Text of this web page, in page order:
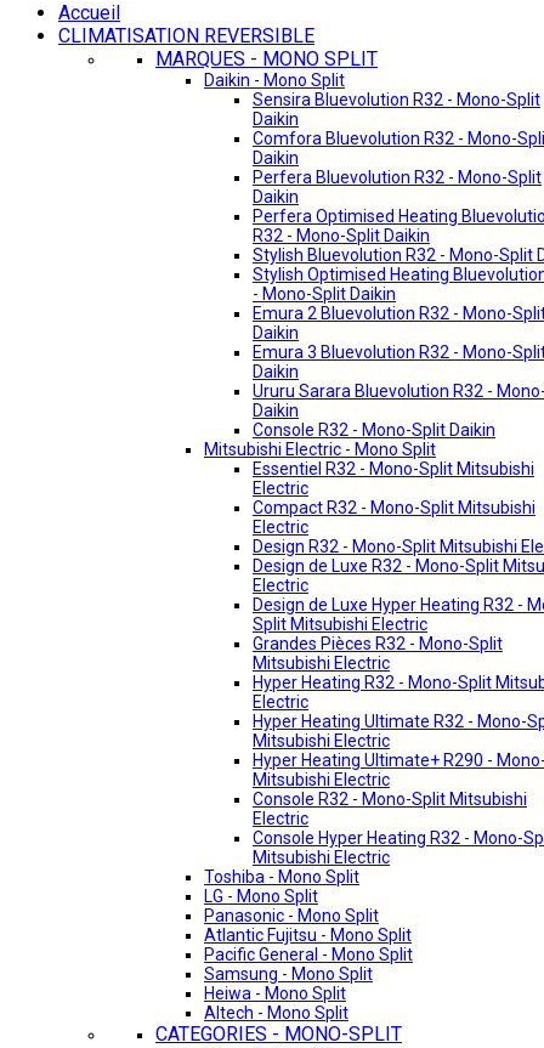
Accueil
CLIMATISATION REVERSIBLE
MARQUES - MONO SPLIT
Daikin - Mono Split
Sensira Bluevolution R32 - Mono-Split
Daikin
Comfora Bluevolution R32 - Mono-
Daikin
Perfera Bluevolution R32 - Mono-Split
Daikin
Perfera Optimised Heating
R32 - Mono-Split Daikin
Stylish Bluevolution R32 - Mono-Split
Stylish Optimised Heating
- Mono-Split Daikin
Emura 2 Bluevolution R32 - Mono-
Daikin
Emura 3 Bluevolution R32 - Mono-
Daikin
Ururu Sarara Bluevolution R32 -
Daikin
Console R32 - Mono-Split Daikin
Mitsubishi Electric - Mono Split
Essentiel R32 - Mono-Split Mitsubishi
Electric
Compact R32 - Mono-Split Mitsubishi
Electric
Design R32 - Mono-Split Mitsubishi
Design de Luxe R32 - Mono-Split
Electric
Design de Luxe Hyper Heating R32 -
Split Mitsubishi Electric
Grandes Pièces R32 - Mono-Split
Mitsubishi Electric
Hyper Heating R32 - Mono-Split
Electric
Hyper Heating Ultimate R32 - Mono-
Mitsubishi Electric
Hyper Heating Ultimate+ R290 -
Mitsubishi Electric
Console R32 - Mono-Split Mitsubishi
Electric
Console Hyper Heating R32 - Mono-
Mitsubishi Electric
Toshiba - Mono Split
LG - Mono Split
Panasonic - Mono Split
Atlantic Fujitsu - Mono Split
Pacific General - Mono Split
Samsung - Mono Split
Heiwa - Mono Split
Altech - Mono Split
CATEGORIES - MONO-SPLIT